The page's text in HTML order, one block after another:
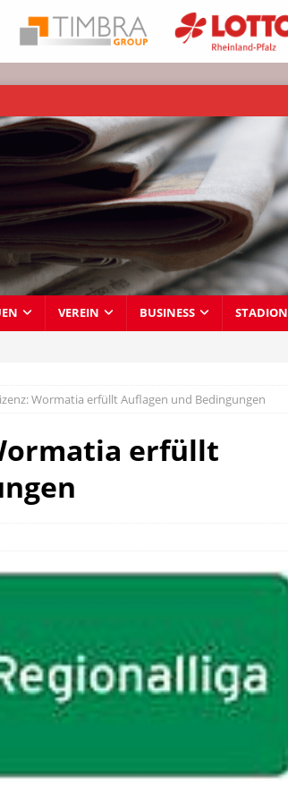
VEREIN BUSINESS STADION
Wormatia erfüllt Auflagen und Bedingungen
erfüllt